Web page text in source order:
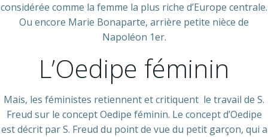
considérée comme la femme la plus riche d’Europe centrale.
Ou encore Marie Bonaparte, arrière petite nièce de
Napoléon 1er.
L’Oedipe féminin
Mais, les féministes retiennent et critiquent le travail de S.
Freud sur le concept Oedipe féminin. Le concept d’Oedipe
est décrit par S. Freud du point de vue du petit garçon, qui a